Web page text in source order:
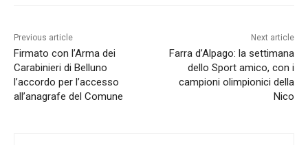
Previous article
Firmato con l’Arma dei
Carabinieri di Belluno
l’accordo per l’accesso
all’anagrafe del Comune
Next article
Farra d’Alpago: la settimana
dello Sport amico, con i
campioni olimpionici della
Nico